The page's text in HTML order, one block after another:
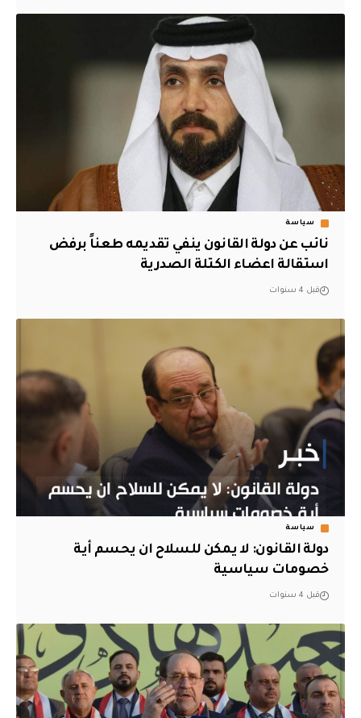
سياسة
نائب عن دولة القانون ينفي تقديمه طعناً برفض
استقالة اعضاء الكتلة الصدرية
قبل 4 سنوات
سياسة
دولة القانون: لا يمكن للسلاح ان يحسم أية
خصومات سياسية
قبل 4 سنوات